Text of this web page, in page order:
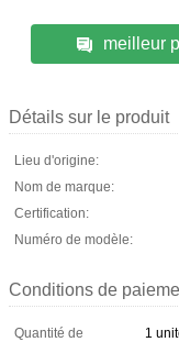
meilleur
Détails sur le produit
Lieu d'origine:
Nom de marque:
Certification:
Numéro de modèle:
Conditions de
Quantité de
1